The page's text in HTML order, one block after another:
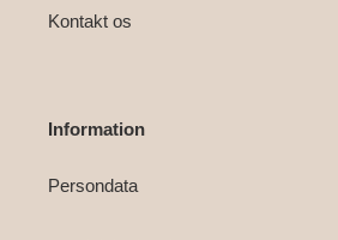
Kontakt os
Information
Persondata